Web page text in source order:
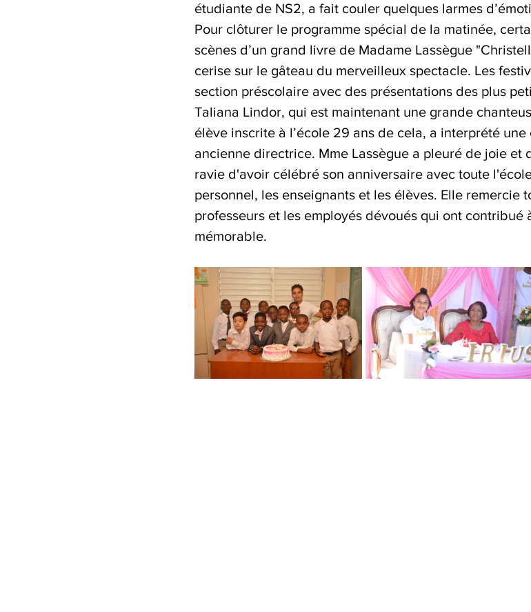
étudiante de NS2, a fait couler quelques larmes
Pour clôturer le programme spécial de la matinée,
scènes d’un grand livre de Madame Lassègue
cerise sur le gâteau du merveilleux spectacle. Les
section préscolaire avec des présentations des plus
Taliana Lindor, qui est maintenant une grande
élève inscrite à l’école 29 ans de cela, a interprété
ancienne directrice. Mme Lassègue a pleuré de joie et
ravie d'avoir célébré son anniversaire avec toute
personnel, les enseignants et les élèves. Elle remercie
professeurs et les employés dévoués qui ont contribué
mémorable.